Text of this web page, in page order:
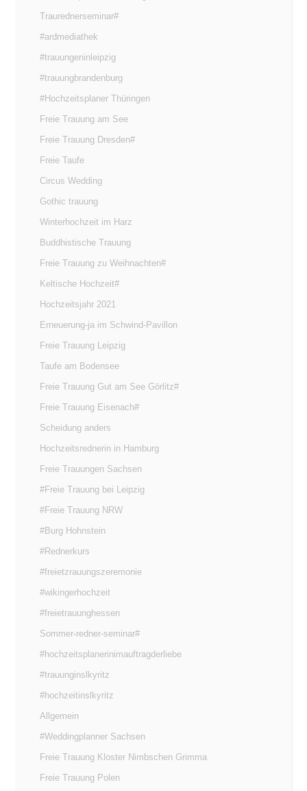
Traurednerseminar#
#ardmediathek
#trauungeninleipzig
#trauungbrandenburg
#Hochzeitsplaner Thüringen
Freie Trauung am See
Freie Trauung Dresden#
Freie Taufe
Circus Wedding
Gothic trauung
Winterhochzeit im Harz
Buddhistische Trauung
Freie Trauung zu Weihnachten#
Keltische Hochzeit#
Hochzeitsjahr 2021
Erneuerung-ja im Schwind-Pavillon
Freie Trauung Leipzig
Taufe am Bodensee
Freie Trauung Gut am See Görlitz#
Freie Trauung Eisenach#
Scheidung anders
Hochzeitsrednerin in Hamburg
Freie Trauungen Sachsen
#Freie Trauung bei Leipzig
#Freie Trauung NRW
#Burg Hohnstein
#Rednerkurs
#freietzrauungszeremonie
#wikingerhochzeit
#freietrauunghessen
Sommer-redner-seminar#
#hochzeitsplanerinimauftragderliebe
#trauunginslkyritz
#hochzeitinslkyritz
Allgemein
#Weddingplanner Sachsen
Freie Trauung Kloster Nimbschen Grimma
Freie Trauung Polen